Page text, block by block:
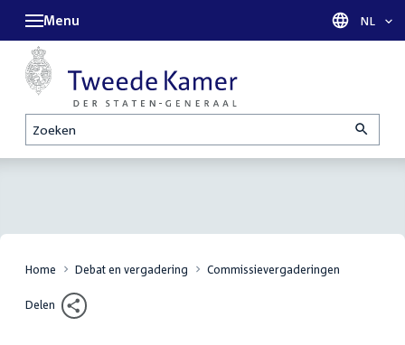
Zoeken
Menu Taal
NL
Home Debat en vergadering Commissievergaderingen
Delen